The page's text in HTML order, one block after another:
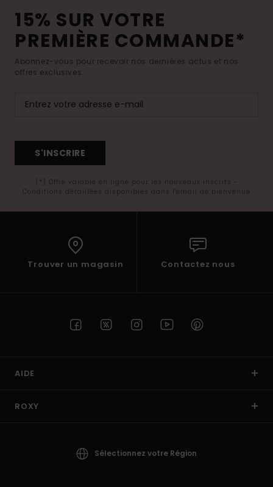
15% SUR VOTRE
PREMIÈRE COMMANDE*
Abonnez-vous pour recevoir nos dernières actus et nos
offres exclusives.
S'INSCRIRE
(*) Offre valable en ligne pour les nouveaux inscrits -
Conditions détaillées disponibles dans l'email de bienvenue
Trouver un magasin Contactez nous
AIDE
ROXY
Sélectionnez votre Région